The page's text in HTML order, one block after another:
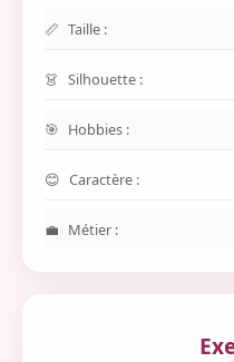
Taille :
Silhouette :
Hobbies :
Caractère :
Métier :